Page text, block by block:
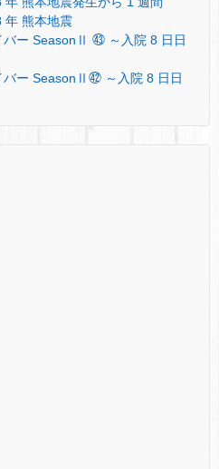
年 熊本地震
バー SeasonⅡ ㊸ ～入院 8 日日
バー SeasonⅡ㊷ ～入院 8 日日